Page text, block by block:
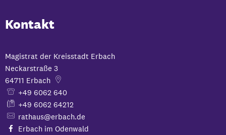
Kontakt
Magistrat der Kreisstadt Erbach
Neckarstraße 3
64711 Erbach
+49 6062 640
+49 6062 64212
rathaus@erbach.de
Erbach im Odenwald